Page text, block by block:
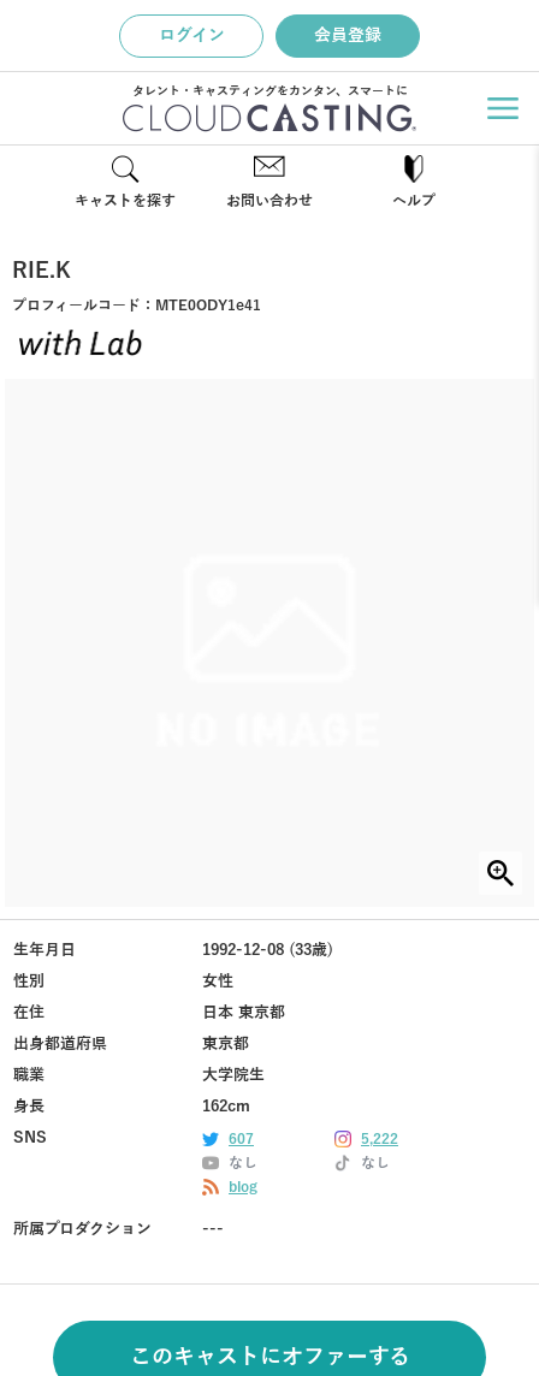
ログイン 会員登録
タレント・キャスティングをカンタン、スマートに
キャストを探す お問い合わせ ヘルプ
RIE.K
プロフィールコード： MTE0ODY1e41
生年月日
1992-12-08 (33歳)
性別
女性
在住
日本 東京都
出身都道府県
東京都
職業
大学院生
身長
162cm
SNS
607
5,222
なし
なし
blog
所属プロダクション ---
このキャストにオファーする